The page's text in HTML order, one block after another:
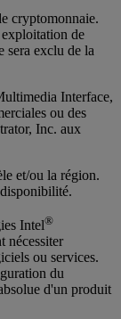
cryptomonnaie.
de
sera exclu de la
Interface,
ou des
Inc. aux
et/ou la région.
Intel®
nécessiter
ou services.
du
d'un produit